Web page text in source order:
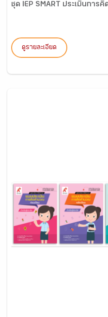
ชุด IEP SMART ประเมินการ
ดูรายละเอียด